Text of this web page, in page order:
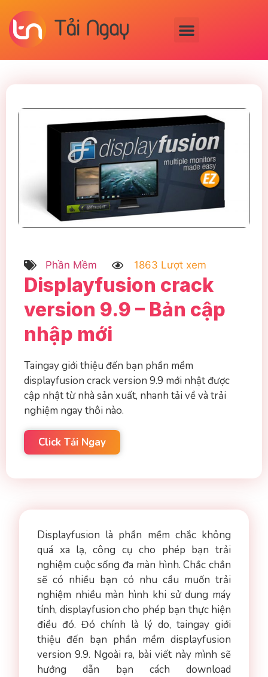
Phần Mềm 1863 Lượt xem
Displayfusion crack
version 9.9 – Bản cập
nhập mới
Taingay giới thiệu đến bạn phần mềm
displayfusion crack version 9.9 mới nhật được
cập nhật từ nhà sản xuất, nhanh tải về và trải
nghiệm ngay thôi nào.
Click Tải Ngay
Displayfusion là phần mềm chắc không
quá xa lạ, công cụ cho phép bạn trải
nghiệm cuộc sống đa màn hình. Chắc chắn
sẽ có nhiều bạn có nhu cầu muốn trải
nghiệm nhiều màn hình khi sử dung máy
tính, displayfusion cho phép bạn thực hiện
điều đó. Đó chính là lý do, taingay giới
thiệu đến bạn phần mềm displayfusion
version 9.9. Ngoài ra, bài viết này mình sẽ
hướng dẫn bạn cách download